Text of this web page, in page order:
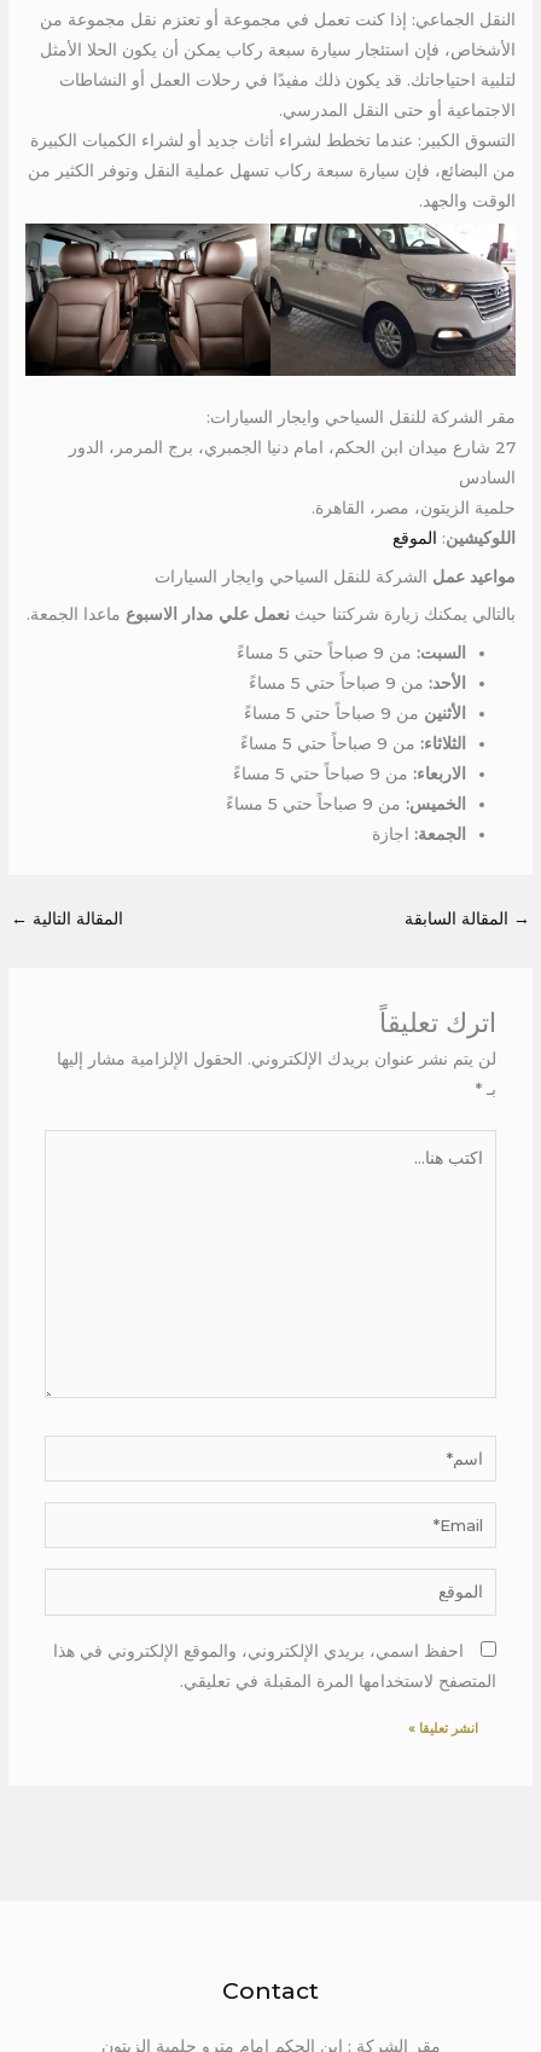
النقل الجماعي: إذا كنت تعمل في مجموعة أو تعتزم نقل مجموعة من
الأشخاص، فإن استئجار سيارة سبعة ركاب يمكن أن يكون الحلا الأمثل
لتلبية احتياجاتك. قد يكون ذلك مفيدًا في رحلات العمل أو النشاطات
الاجتماعية أو حتى النقل المدرسي.
التسوق الكبير: عندما تخطط لشراء أثاث جديد أو لشراء الكميات الكبيرة
من البضائع، فإن سيارة سبعة ركاب تسهل عملية النقل وتوفر الكثير من
الوقت والجهد.
مقر الشركة للنقل السياحي وايجار السيارات:
27 شارع ميدان ابن الحكم، امام دنيا الجمبري، برج المرمر، الدور
السادس
حلمية الزيتون، مصر، القاهرة.
اللوكيشين: الموقع
مواعيد عمل الشركة للنقل السياحي وايجار السيارات
بالتالي يمكنك زيارة شركتنا حيثنعمل علي مدار الاسبوع ماعدا الجمعة.
السبت: من 9 صباحاً حتي 5 مساءً
الأحد: من 9 صباحاً حتي 5 مساءً
الأثنين من 9 صباحاً حتي 5 مساءً
الثلاثاء: من 9 صباحاً حتي 5 مساءً
الاربعاء: من 9 صباحاً حتي 5 مساءً
الخميس: من 9 صباحاً حتي 5 مساءً
الجمعة: اجازة
→ المقالة السابقة المقالة التالية ←
اترك تعليقاً
لن يتم نشر عنوان بريدك الإلكتروني. الحقول الإلزامية مشار إليها
بـ *
اسم*
Email*
الموقع
احفظ اسمي، بريدي الإلكتروني، والموقع الإلكتروني في هذا
المتصفح لاستخدامها المرة المقبلة في تعليقي.
Contact
مقر الشركة : ابن الحكم امام مترو حلمية الزيتون